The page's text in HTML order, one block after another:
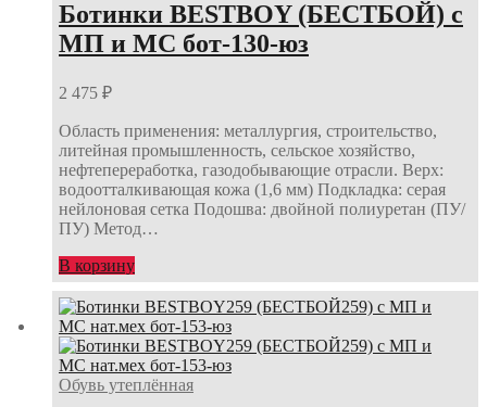
Ботинки BESTBOY (БЕСТБОЙ) с
МП и МС бот-130-юз
2 475 ₽
Область применения: металлургия, строительство,
литейная промышленность, сельское хозяйство,
нефтепереработка, газодобывающие отрасли. Верх:
водоотталкивающая кожа (1,6 мм) Подкладка: серая
нейлоновая сетка Подошва: двойной полиуретан (ПУ/
ПУ) Метод…
В корзину
Обувь утеплённая